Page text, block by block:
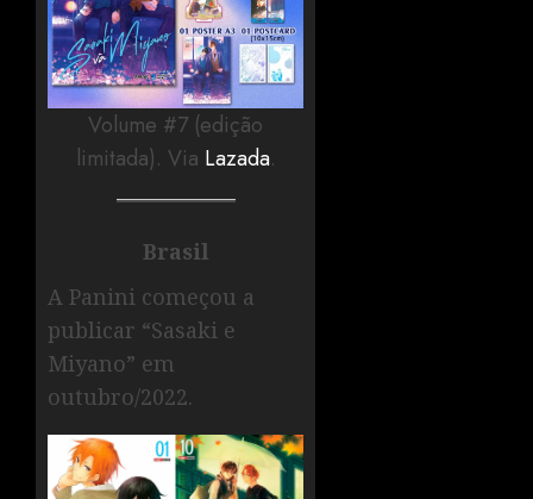
Volume #7 (edição
limitada). Via Lazada.
Brasil
A Panini começou a
publicar “Sasaki e
Miyano” em
outubro/2022.